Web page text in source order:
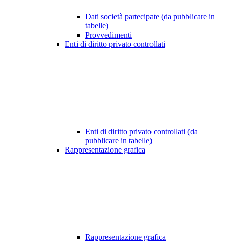
Dati società partecipate (da pubblicare in
tabelle)
Provvedimenti
Enti di diritto privato controllati
Enti di diritto privato controllati (da
pubblicare in tabelle)
Rappresentazione grafica
Rappresentazione grafica